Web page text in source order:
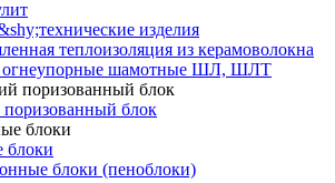
изделия
теплоизоляция из керамоволокна
огнеупорные шамотные ШЛ, ШЛТ
блок
блоки
блоки (пеноблоки)